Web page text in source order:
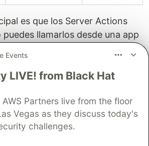
es que los Server Actions
llamarlos desde una app
Para eso sigues
o AppSync.
en producción
si haces imports pesados en
poner
import { PrismaClient }
Events
LIVE! from Black Hat
AWS Partners live from the floor
Vegas as they discuss today's
challenges.